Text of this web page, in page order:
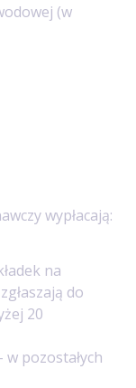
(w
wypłacają:
na
do
20
w pozostałych